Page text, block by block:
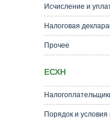
Исчисление и
Налоговая
Прочее
ЕСХН
Порядок и условия